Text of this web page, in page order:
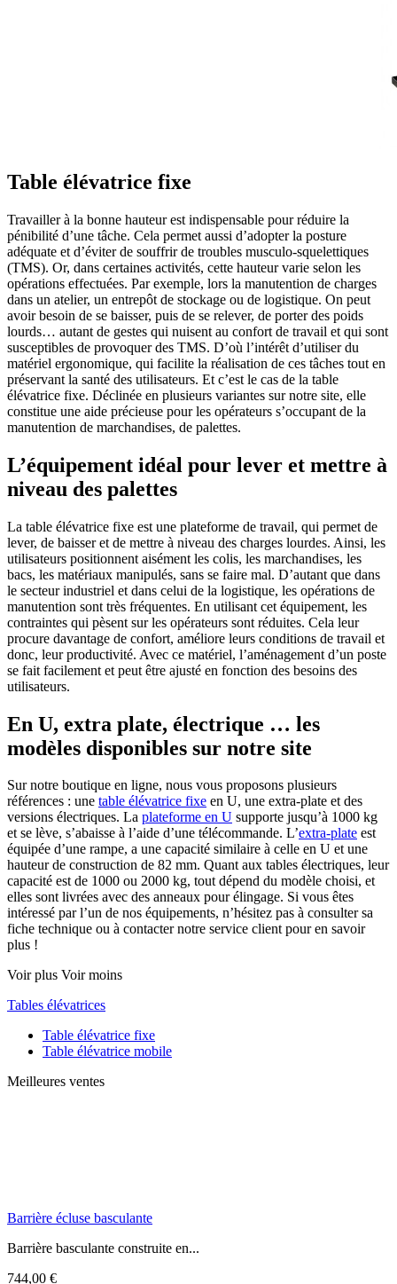
Table élévatrice fixe
Travailler à la bonne hauteur est indispensable pour réduire la
pénibilité d’une tâche. Cela permet aussi d’adopter la posture
adéquate et d’éviter de souffrir de troubles musculo-squelettiques
(TMS). Or, dans certaines activités, cette hauteur varie selon les
opérations effectuées. Par exemple, lors la manutention de charges
dans un atelier, un entrepôt de stockage ou de logistique. On peut
avoir besoin de se baisser, puis de se relever, de porter des poids
lourds… autant de gestes qui nuisent au confort de travail et qui sont
susceptibles de provoquer des TMS. D’où l’intérêt d’utiliser du
matériel ergonomique, qui facilite la réalisation de ces tâches tout en
préservant la santé des utilisateurs. Et c’est le cas de la table
élévatrice fixe. Déclinée en plusieurs variantes sur notre site, elle
constitue une aide précieuse pour les opérateurs s’occupant de la
manutention de marchandises, de palettes.
L’équipement idéal pour lever et mettre à
niveau des palettes
La table élévatrice fixe est une plateforme de travail, qui permet de
lever, de baisser et de mettre à niveau des charges lourdes. Ainsi, les
utilisateurs positionnent aisément les colis, les marchandises, les
bacs, les matériaux manipulés, sans se faire mal. D’autant que dans
le secteur industriel et dans celui de la logistique, les opérations de
manutention sont très fréquentes. En utilisant cet équipement, les
contraintes qui pèsent sur les opérateurs sont réduites. Cela leur
procure davantage de confort, améliore leurs conditions de travail et
donc, leur productivité. Avec ce matériel, l’aménagement d’un poste
se fait facilement et peut être ajusté en fonction des besoins des
utilisateurs.
En U, extra plate, électrique … les
modèles disponibles sur notre site
Sur notre boutique en ligne, nous vous proposons plusieurs
références : une table élévatrice fixe en U, une extra-plate et des
versions électriques. La plateforme en U supporte jusqu’à 1000 kg
et se lève, s’abaisse à l’aide d’une télécommande. L’extra-plate est
équipée d’une rampe, a une capacité similaire à celle en U et une
hauteur de construction de 82 mm. Quant aux tables électriques, leur
capacité est de 1000 ou 2000 kg, tout dépend du modèle choisi, et
elles sont livrées avec des anneaux pour élingage. Si vous êtes
intéressé par l’un de nos équipements, n’hésitez pas à consulter sa
fiche technique ou à contacter notre service client pour en savoir
plus !
Voir plus Voir moins
Tables élévatrices
Table élévatrice fixe
Table élévatrice mobile
Meilleures ventes
Barrière écluse basculante
Barrière basculante construite en...
744,00 €